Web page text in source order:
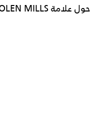
حول علامة PENDLETON WOOLEN MILLS